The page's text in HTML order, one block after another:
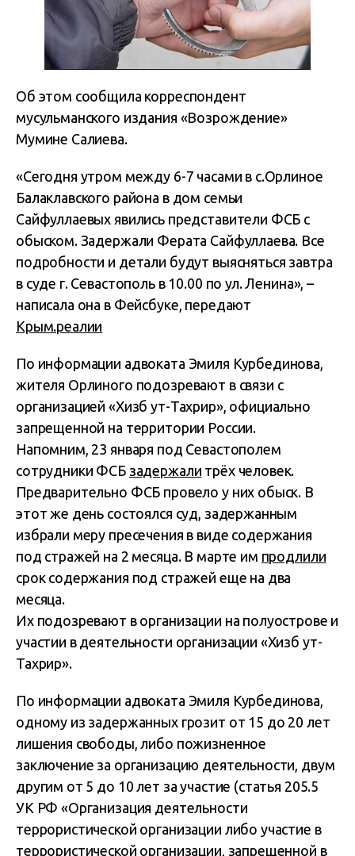
Об этом сообщила корреспондент
мусульманского издания «Возрождение»
Мумине Салиева.
«Сегодня утром между 6-7 часами в с.Орлиное
Балаклавского района в дом семьи
Сайфуллаевых явились представители ФСБ с
обыском. Задержали Ферата Сайфуллаева. Все
подробности и детали будут выясняться завтра
в суде г. Севастополь в 10.00 по ул. Ленина», –
написала она в Фейсбуке, передают
Крым.реалии
По информации адвоката Эмиля Курбединова,
жителя Орлиного подозревают в связи с
организацией «Хизб ут-Тахрир», официально
запрещенной на территории России.
Напомним, 23 января под Севастополем
сотрудники ФСБ задержали трёх человек.
Предварительно ФСБ провело у них обыск. В
этот же день состоялся суд, задержанным
избрали меру пресечения в виде содержания
под стражей на 2 месяца. В марте им продлили
срок содержания под стражей еще на два
месяца.
Их подозревают в организации на полуострове и
участии в деятельности организации «Хизб ут-
Тахрир».
По информации адвоката Эмиля Курбединова,
одному из задержанных грозит от 15 до 20 лет
лишения свободы, либо пожизненное
заключение за организацию деятельности, двум
другим от 5 до 10 лет за участие (статья 205.5
УК РФ «Организация деятельности
террористической организации либо участие в
террористической организации, запрещенной в